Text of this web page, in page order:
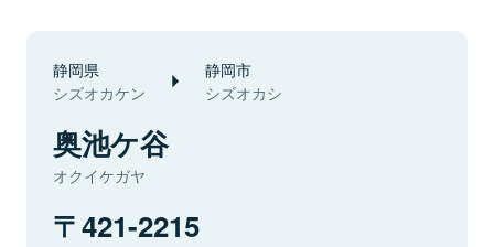
静岡県
シズオカケン
静岡市
シズオカシ
奥池ケ谷
オクイケガヤ
421-2215